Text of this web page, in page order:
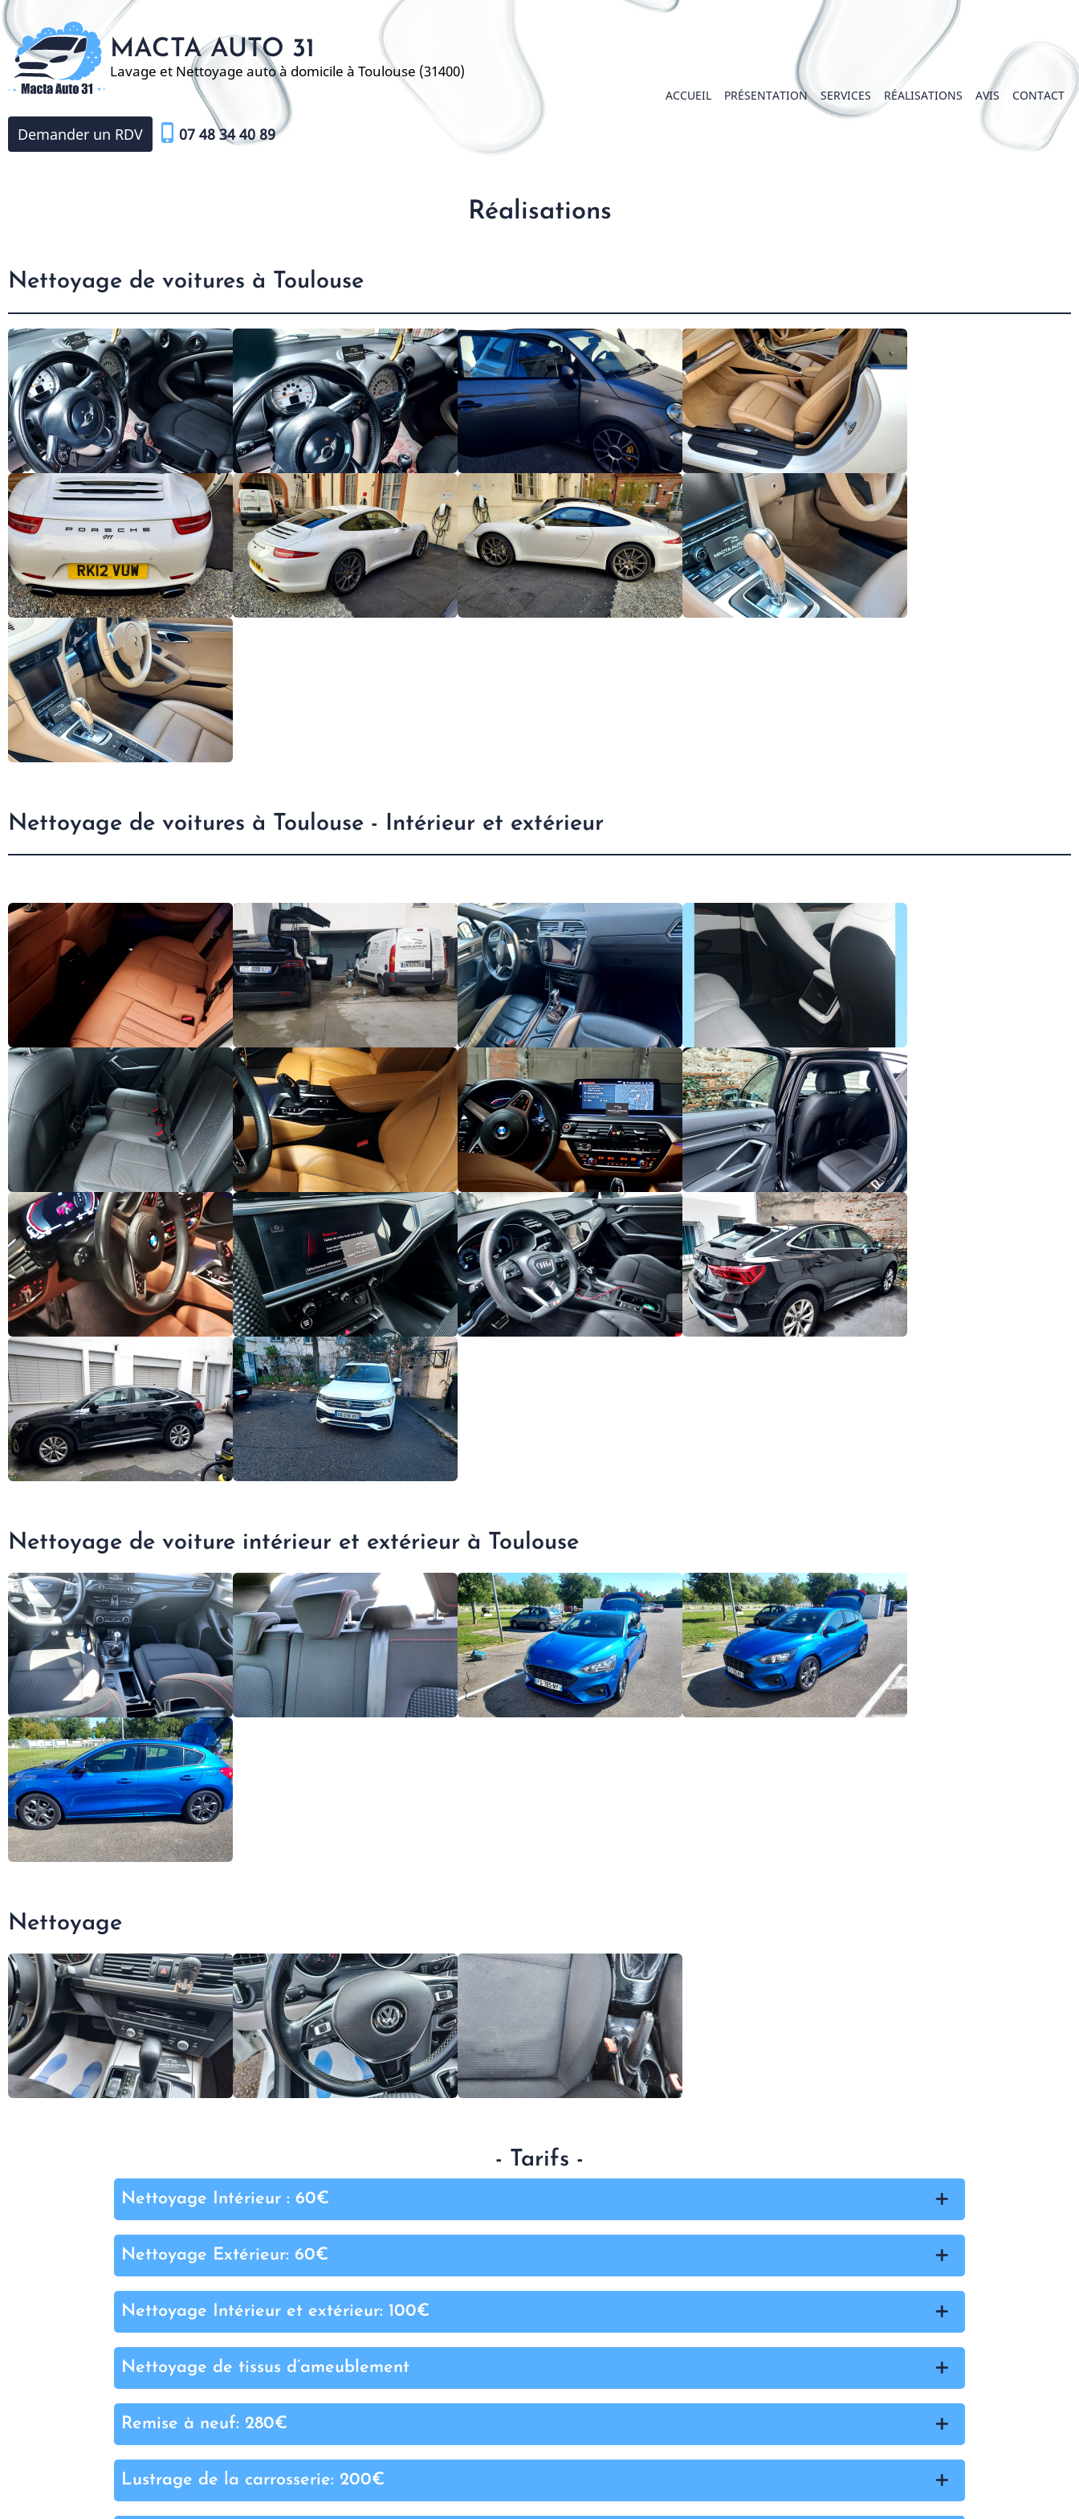
Aller
au
contenu
principal
MACTA AUTO 31
Lavage et Nettoyage auto à domicile à Toulouse (31400)
Demander un RDV phone_iphone 07 48 34 40 89
Main
ACCUEIL PRÉSENTATION SERVICES RÉALISATIONS AVIS CONTACT
Réalisations
Nettoyage de voitures à Toulouse
Nettoyage de voitures à Toulouse - Intérieur et extérieur
Nettoyage de voiture intérieur et extérieur à Toulouse
Nettoyage
- Tarifs -
Nettoyage Intérieur : 60€
Nettoyage Extérieur: 60€
Nettoyage Intérieur et extérieur: 100€
Nettoyage de tissus d’ameublement
Remise à neuf: 280€
Lustrage de la carrosserie: 200€